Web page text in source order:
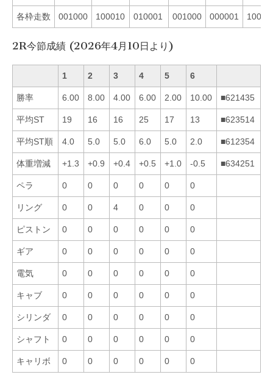
各枠走数 001000 100010 010001 001000 000001
2R今節成績 (2026年4月10日より)
1 2 3 4 5 6
勝率 6.00 8.00 4.00 6.00 2.00 10.00 ■621435
平均ST 19 16 16 25 17 13 ■623514
平均ST順 4.0 5.0 5.0 6.0 5.0 2.0 ■612354
体重増減 +1.3 +0.9 +0.4 +0.5 +1.0 -0.5 ■634251
ペラ 0 0 0 0 0 0
リング 0 0 4 0 0 0
ピストン 0 0 0 0 0 0
ギア 0 0 0 0 0 0
電気 0 0 0 0 0 0
キャブ 0 0 0 0 0 0
シリンダ 0 0 0 0 0 0
シャフト 0 0 0 0 0 0
キャリボ 0 0 0 0 0 0